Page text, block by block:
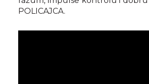
POLICAJCA.